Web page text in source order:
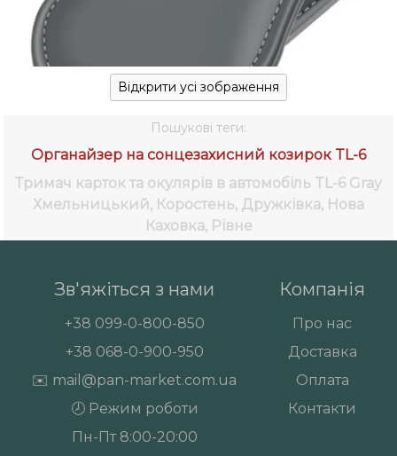
Відкрити усі зображення
Пошукові теги:
Органайзер на сонцезахисний козирок TL-6
Тримач карток та окулярів в автомобіль TL-6 Gray
Хмельницький, Коростень, Дружківка, Нова
Каховка, Рівне
Зв'яжіться з нами
+38 099-0-800-850
+38 068-0-900-950
✉️ mail@pan-market.com.ua
🕗 Режим роботи
Пн-Пт 8:00-20:00
Компанія
Про нас
Доставка
Оплата
Контакти